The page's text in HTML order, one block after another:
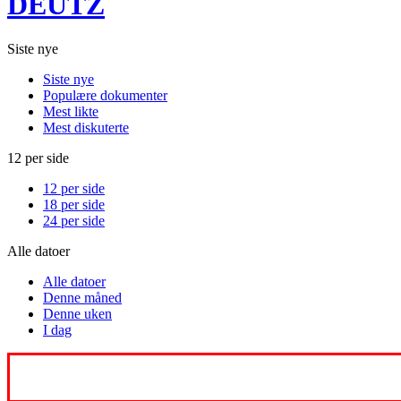
Siste nye
Siste nye
Populære dokumenter
Mest likte
Mest diskuterte
12 per side
12 per side
18 per side
24 per side
Alle datoer
Alle datoer
Denne måned
Denne uken
I dag